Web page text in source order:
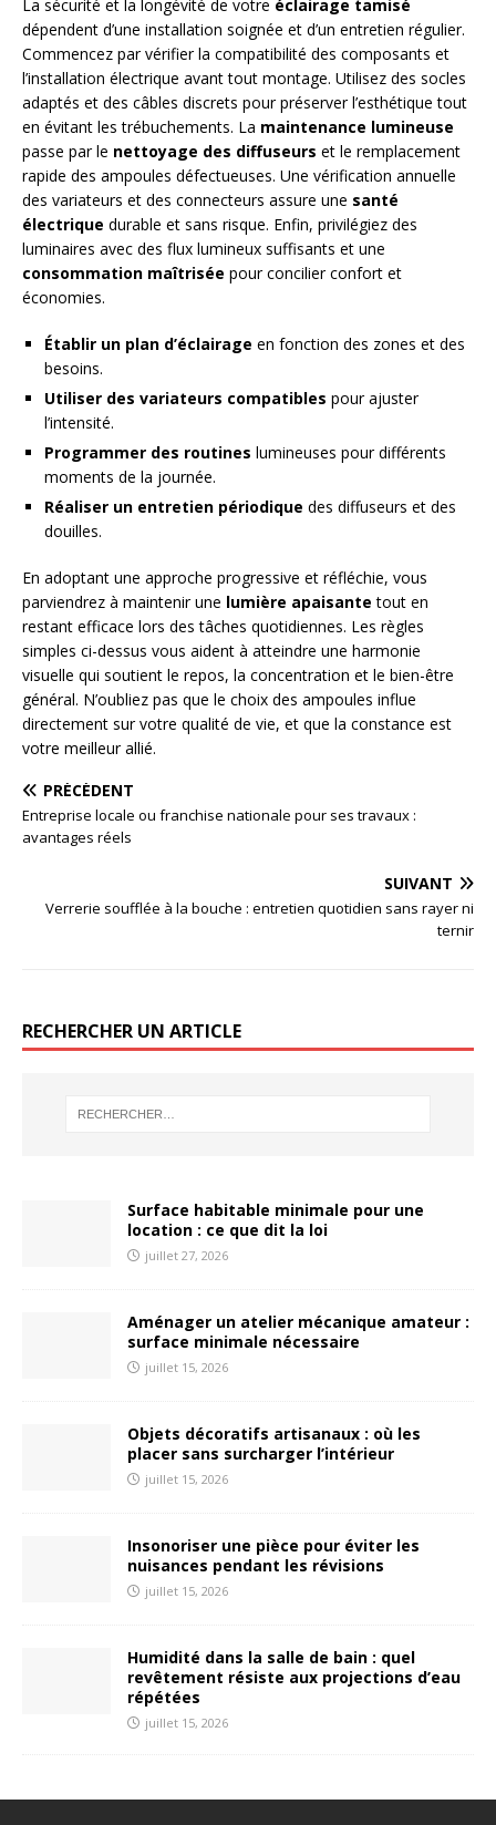
La sécurité et la longévité de votre éclairage tamisé
dépendent d’une installation soignée et d’un entretien régulier.
Commencez par vérifier la compatibilité des composants et
l’installation électrique avant tout montage. Utilisez des socles
adaptés et des câbles discrets pour préserver l’esthétique tout
en évitant les trébuchements. La maintenance lumineuse
passe par le nettoyage des diffuseurs et le remplacement
rapide des ampoules défectueuses. Une vérification annuelle
des variateurs et des connecteurs assure une santé
électrique durable et sans risque. Enfin, privilégiez des
luminaires avec des flux lumineux suffisants et une
consommation maîtrisée pour concilier confort et
économies.
Établir un plan d’éclairage en fonction des zones et des
besoins.
Utiliser des variateurs compatibles pour ajuster
l’intensité.
Programmer des routines lumineuses pour différents
moments de la journée.
Réaliser un entretien périodique des diffuseurs et des
douilles.
En adoptant une approche progressive et réfléchie, vous
parviendrez à maintenir une lumière apaisante tout en
restant efficace lors des tâches quotidiennes. Les règles
simples ci-dessus vous aident à atteindre une harmonie
visuelle qui soutient le repos, la concentration et le bien-être
général. N’oubliez pas que le choix des ampoules influe
directement sur votre qualité de vie, et que la constance est
votre meilleur allié.
PRÉCÉDENT
Entreprise locale ou franchise nationale pour ses travaux :
avantages réels
SUIVANT
Verrerie soufflée à la bouche : entretien quotidien sans rayer ni
ternir
RECHERCHER UN ARTICLE
Surface habitable minimale pour une
location : ce que dit la loi
juillet 27, 2026
Aménager un atelier mécanique amateur :
surface minimale nécessaire
juillet 15, 2026
Objets décoratifs artisanaux : où les
placer sans surcharger l’intérieur
juillet 15, 2026
Insonoriser une pièce pour éviter les
nuisances pendant les révisions
juillet 15, 2026
Humidité dans la salle de bain : quel
revêtement résiste aux projections d’eau
répétées
juillet 15, 2026